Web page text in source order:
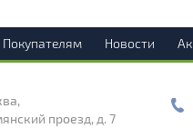
Покупателям Новости
проезд, д. 7